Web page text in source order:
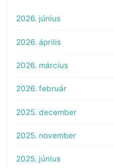
2026. június
2026. április
2026. március
2026. február
2025. december
2025. november
2025. június